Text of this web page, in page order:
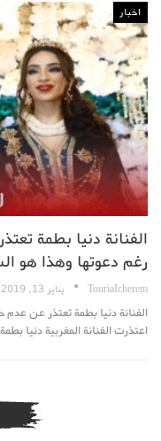
اخبار
الفنانة دنيا بطمة
رغم دعوتها وهذا هو
TouriaIcherem يناير 13, 2019
الفنانة دنيا بطمة تعتذر عن
اعتذرت الفنانة المغربية دنيا